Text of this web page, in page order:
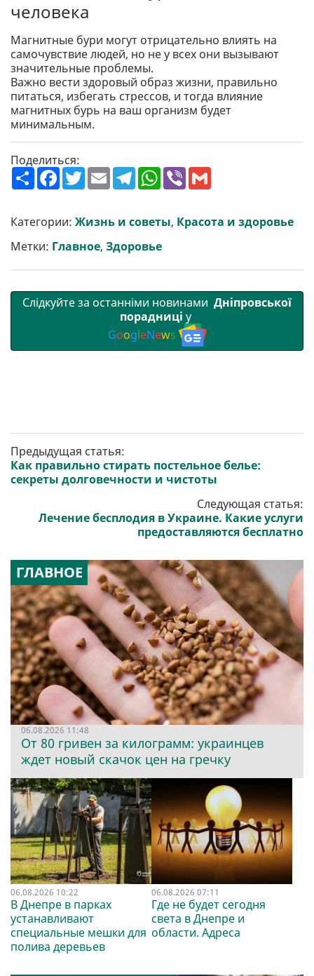
человека
Магнитные бури могут отрицательно влиять на
самочувствие людей, но не у всех они вызывают
значительные проблемы.
Важно вести здоровый образ жизни, правильно
питаться, избегать стрессов, и тогда влияние
магнитных бурь на ваш организм будет
минимальным.
Поделиться:
П
о
р
и
т
и
F
a
b
o
o
k
T
w
t
e
r
E
m
l
T
e
g
r
a
m
W
h
s
A
p
p
V
r l
Категории: Жизнь и советы, Красота и здоровье
Метки: Главное, Здоровье
Слідкуйте за останніми новинами Дніпровської
порадниці у
GoogleNews
Предыдущая статья:
Как правильно стирать постельное белье:
секреты долговечности и чистоты
Следующая статья:
Лечение бесплодия в Украине. Какие услуги
предоставляются бесплатно
ГЛАВНОЕ
06.08.2026 11:48
От 80 гривен за килограмм: украинцев
ждет новый скачок цен на гречку
06.08.2026 10:22
В Днепре в парках
устанавливают
специальные мешки для
полива деревьев
06.08.2026 07:11
Где не будет сегодня
света в Днепре и
области. Адреса